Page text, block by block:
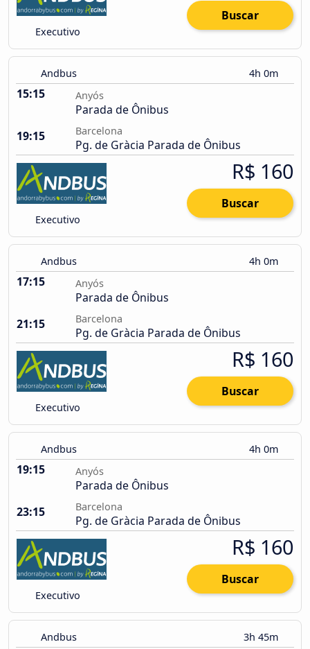
Executivo
Buscar
Andbus 4h 0m
15:15 Anyós
Parada de Ônibus
19:15
Barcelona
Pg. de Gràcia Parada de Ônibus
Executivo
R$ 160
Buscar
Andbus 4h 0m
17:15 Anyós
Parada de Ônibus
21:15
Barcelona
Pg. de Gràcia Parada de Ônibus
Executivo
R$ 160
Buscar
Andbus 4h 0m
19:15 Anyós
Parada de Ônibus
23:15
Barcelona
Pg. de Gràcia Parada de Ônibus
Executivo
R$ 160
Buscar
Andbus 3h 45m